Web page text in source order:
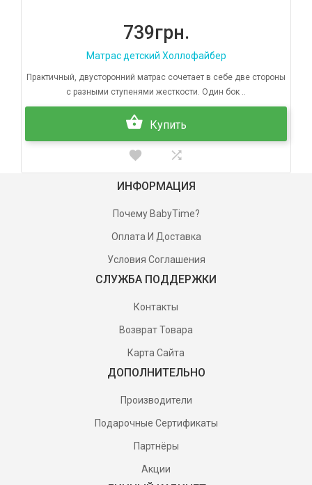
739грн.
Матрас детский Холлофайбер
Практичный, двусторонний матрас сочетает в себе две стороны
с разными ступенями жесткости. Один бок ..
Купить
ИНФОРМАЦИЯ
Почему BabyTime?
Оплата И Доставка
Условия Соглашения
СЛУЖБА ПОДДЕРЖКИ
Контакты
Возврат Товара
Карта Сайта
ДОПОЛНИТЕЛЬНО
Производители
Подарочные Сертификаты
Партнёры
Акции